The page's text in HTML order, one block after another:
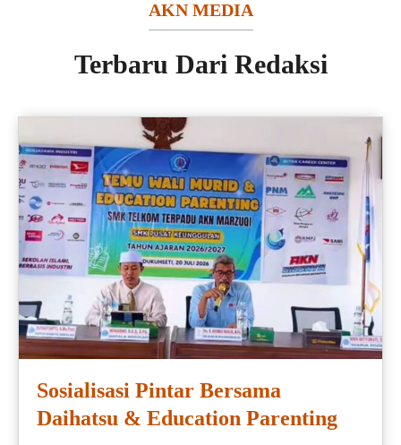
AKN MEDIA
Terbaru Dari Redaksi
Sosialisasi Pintar Bersama
Daihatsu & Education Parenting